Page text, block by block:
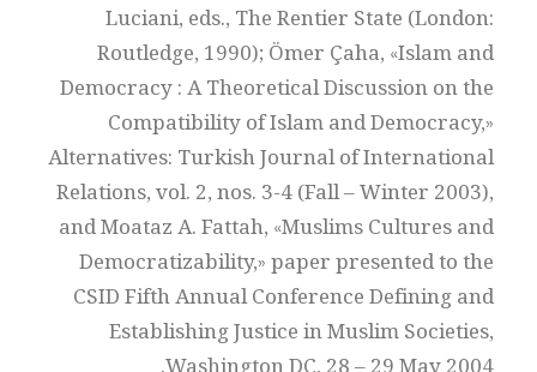
Luciani, eds., The Rentier State (London:
Routledge, 1990); Ömer Çaha, «Islam and
Democracy : A Theoretical Discussion on the
Compatibility of Islam and Democracy,»
Alternatives: Turkish Journal of International
Relations, vol. 2, nos. 3-4 (Fall – Winter 2003),
and Moataz A. Fattah, «Muslims Cultures and
Democratizability,» paper presented to the
CSID Fifth Annual Conference Defining and
Establishing Justice in Muslim Societies,